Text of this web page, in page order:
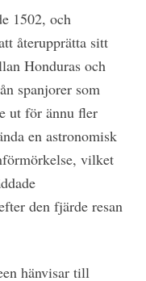
1502, och
återupprätta sitt
Honduras och
spanjorer som
ut för ännu fler
en astronomisk
vilket
den fjärde resan
hänvisar till